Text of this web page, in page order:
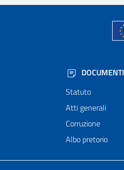
DOCUMENTI
Statuto
Atti generali
Corruzione
Albo pretorio